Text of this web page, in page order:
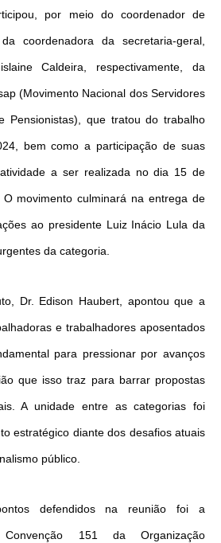
por meio do coordenador de
coordenadora da secretaria-geral,
Caldeira, respectivamente, da
(Movimento Nacional dos Servidores
Pensionistas), que tratou do trabalho
bem como a participação de suas
a ser realizada no dia 15 de
movimento culminará na entrega de
ao presidente Luiz Inácio Lula da
da categoria.
Dr. Edison Haubert, apontou que a
e trabalhadores aposentados
para pressionar por avanços
que isso traz para barrar propostas
A unidade entre as categorias foi
estratégico diante dos desafios atuais
público.
defendidos na reunião foi a
Convenção 151 da Organização